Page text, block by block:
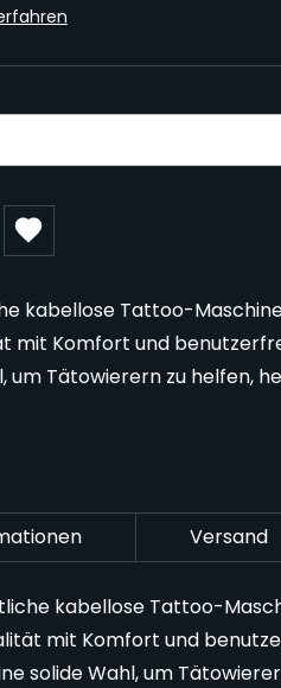
form
kabellose Tattoo-
mit Komfort und
um Tätowierern zu helfen,
Versand
kabellose Tattoo-
mit Komfort und
solide Wahl, um